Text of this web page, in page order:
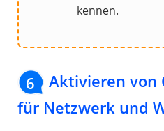
kennen.
6
Aktivieren von
für Netzwerk und